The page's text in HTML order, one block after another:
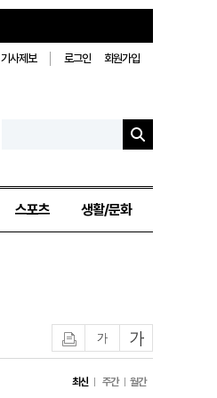
기사제보 로그인 회원가입
스포츠 생활/문화
글자작게글자크게
최신 주간 월간